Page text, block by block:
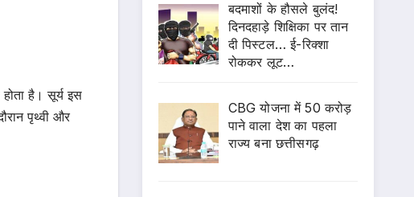
है। सूर्य इस
पृथ्वी और
बदमाशों के हौसले बुलंद!
दिनदहाड़े शिक्षिका पर तान
दी पिस्टल… ई-रिक्शा
रोककर लूट…
CBG योजना में 50 करोड़
पाने वाला देश का पहला
राज्य बना छत्तीसगढ़